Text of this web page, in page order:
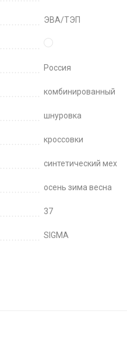
ЭВА/ТЭП
Россия
комбинированный
шнуровка
кроссовки
синтетический мех
осень зима весна
37
SIGMA